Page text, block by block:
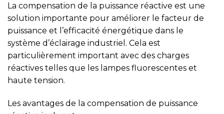
La compensation de la puissance réactive est une
solution importante pour améliorer le facteur de
puissance et l’efficacité énergétique dans le
système d’éclairage industriel. Cela est
particulièrement important avec des charges
réactives telles que les lampes fluorescentes et
haute tension.
Les avantages de la compensation de puissance